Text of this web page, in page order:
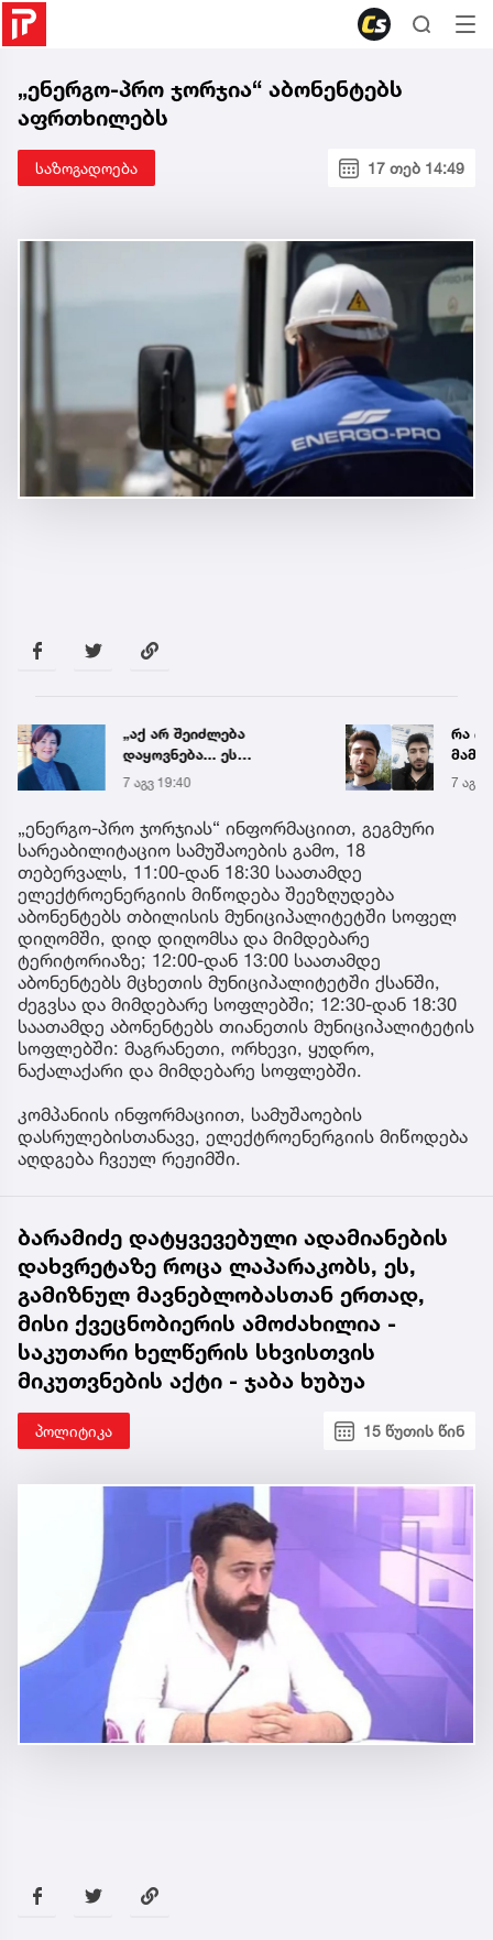
„ენერგო-პრო ჯორჯია“ აბონენტებს
აფრთხილებს
საზოგადოება 17 თებ 14:49
„აქ არ შეიძლება
დაყოვნება... ეს
დაავადება ყალიბდება 72
საათში“ - ექიმის
საგანგებო გაფრთხილება
7 აგვ 19:40
რა
7 აგვ
„ენერგო-პრო ჯორჯიას“ ინფორმაციით, გეგმური
სარეაბილიტაციო სამუშაოების გამო, 18
თებერვალს, 11:00-დან 18:30 საათამდე
ელექტროენერგიის მიწოდება შეეზღუდება
აბონენტებს თბილისის მუნიციპალიტეტში სოფელ
დიღომში, დიდ დიღომსა და მიმდებარე
ტერიტორიაზე; 12:00-დან 13:00 საათამდე
აბონენტებს მცხეთის მუნიციპალიტეტში ქსანში,
ძეგვსა და მიმდებარე სოფლებში; 12:30-დან 18:30
საათამდე აბონენტებს თიანეთის მუნიციპალიტეტის
სოფლებში: მაგრანეთი, ორხევი, ყუდრო,
ნაქალაქარი და მიმდებარე სოფლებში.
კომპანიის ინფორმაციით, სამუშაოების
დასრულებისთანავე, ელექტროენერგიის მიწოდება
აღდგება ჩვეულ რეჟიმში.
ბარამიძე დატყვევებული ადამიანების
დახვრეტაზე როცა ლაპარაკობს, ეს,
გამიზნულ მავნებლობასთან ერთად,
მისი ქვეცნობიერის ამოძახილია -
საკუთარი ხელწერის სხვისთვის
მიკუთვნების აქტი - ჯაბა ხუბუა
პოლიტიკა 15 წუთის წინ